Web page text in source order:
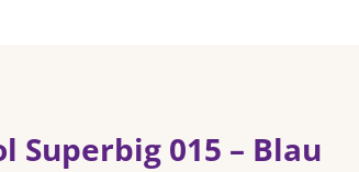
Superbig 015 – Blau